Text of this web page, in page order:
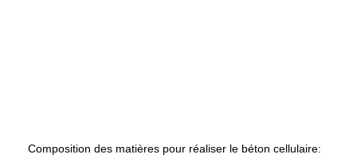
Composition des matières pour réaliser le béton cellulaire: